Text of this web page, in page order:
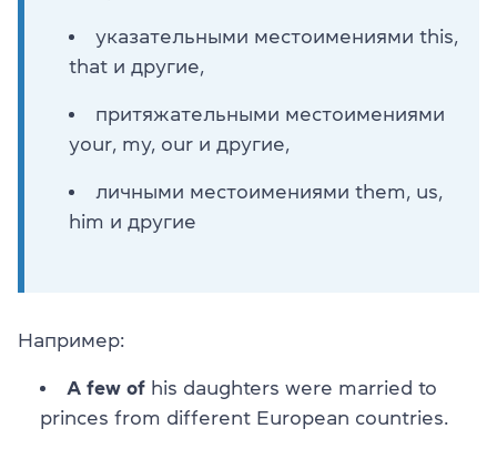
указательными местоимениями this,
that и другие,
притяжательными местоимениями
your, my, our и другие,
личными местоимениями them, us,
him и другие
Например:
A few of his daughters were married to
princes from different European countries.